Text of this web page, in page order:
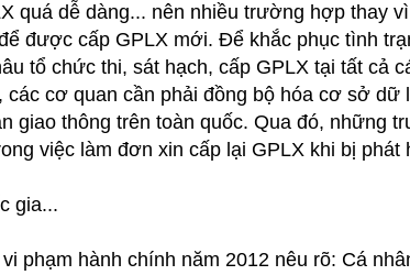
quá dễ dàng... nên nhiều trường hợp thay
được cấp GPLX mới. Để khắc phục tình
tổ chức thi, sát hạch, cấp GPLX tại tất cả
các cơ quan cần phải đồng bộ hóa cơ sở
giao thông trên toàn quốc. Qua đó, những
việc làm đơn xin cấp lại GPLX khi bị phát
gia...
phạm hành chính năm 2012 nêu rõ: Cá